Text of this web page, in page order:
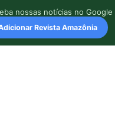
nossas notícias no Google
Revista Amazônia